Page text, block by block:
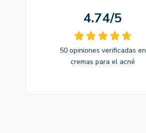
4.74/5
50 opiniones verificadas en
cremas para el acné